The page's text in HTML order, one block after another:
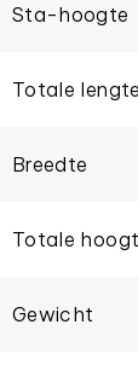
Sta-hoogte
Totale lengte
Breedte
Totale
Gewicht